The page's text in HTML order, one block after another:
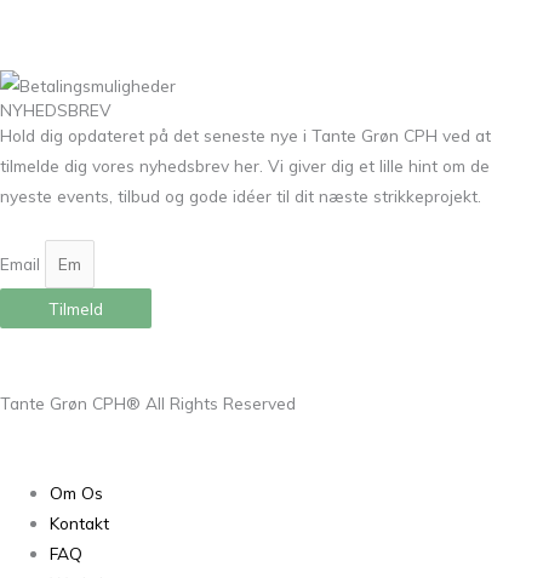
NYHEDSBREV
Hold dig opdateret på det seneste nye i Tante Grøn CPH ved at
tilmelde dig vores nyhedsbrev her. Vi giver dig et lille hint om de
nyeste events, tilbud og gode idéer til dit næste strikkeprojekt.
Email
Tilmeld
Tante Grøn CPH® All Rights Reserved
Om Os
Kontakt
FAQ